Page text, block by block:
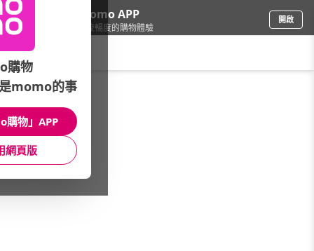
下載momo APP
給你3倍流暢度的購物體驗
開啟
品牌旗艦/EDWIN
主題/限量
男裝下身
品牌
購物
momo的事
購物」APP
網頁版